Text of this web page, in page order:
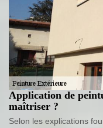
Application de
maîtriser ?
Selon les explications